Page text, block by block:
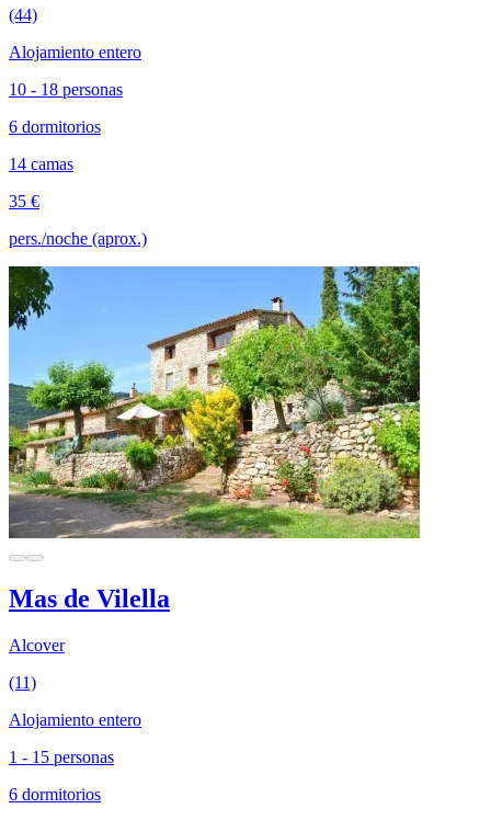
(44)
Alojamiento entero
10 - 18 personas
6 dormitorios
14 camas
35 €
pers./noche (aprox.)
Mas de Vilella
Alcover
(11)
Alojamiento entero
1 - 15 personas
6 dormitorios